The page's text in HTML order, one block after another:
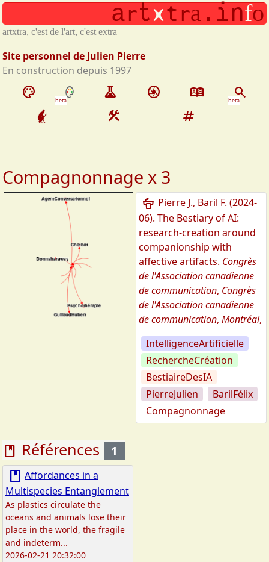
Aller au contenu principal
palette beta experiment camera dictionary search
beta
construction tag
Compagnonnage x 3
podium Pierre J., Baril F. (2024-
06). The Bestiary of AI:
research-creation around
companionship with
affective artifacts. Congrès
de l'Association canadienne
de communication, Congrès
de l'Association canadienne
de communication, Montréal,
IntelligenceArtificielle
RechercheCréation
BestiaireDesIA
PierreJulien
BarilFélix
Compagnonnage
book Références 1
book Affordances in a
Multispecies Entanglement
As plastics circulate the
oceans and animals lose their
place in the world, the fragile
and indeterm...
2026-02-21 20:32:00
artxt ra . info
artxtra, c'est de l'art, c'est extra
Site personnel de Julien Pierre
En construction depuis 1997